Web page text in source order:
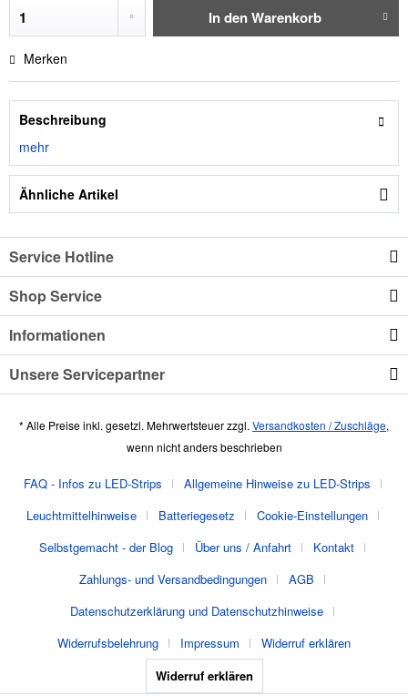
In denWarenkorb
Merken
Beschreibung
mehr
Ähnliche Artikel
Service Hotline
Shop Service
Informationen
Unsere Servicepartner
* Alle Preise inkl. gesetzl. Mehrwertsteuer zzgl. Versandkosten / Zuschläge,
wenn nicht anders beschrieben
FAQ - Infos zu LED-Strips
Allgemeine Hinweise zu LED-Strips
Leuchtmittelhinweise
Batteriegesetz
Cookie-Einstellungen
Selbstgemacht - der Blog
Über uns / Anfahrt
Kontakt
Zahlungs- und Versandbedingungen
AGB
Datenschutzerklärung und Datenschutzhinweise
Widerrufsbelehrung
Impressum
Widerruf erklären
Widerruf erklären